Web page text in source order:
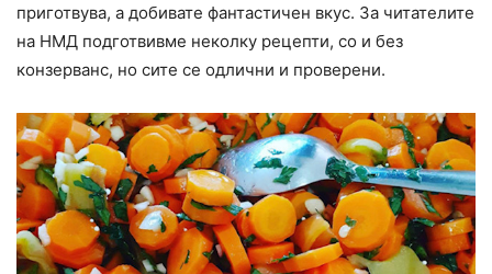
приготвува, а добивате фантастичен вкус. За читателите
на НМД подготвивме неколку рецепти, со и без
конзерванс, но сите се одлични и проверени.